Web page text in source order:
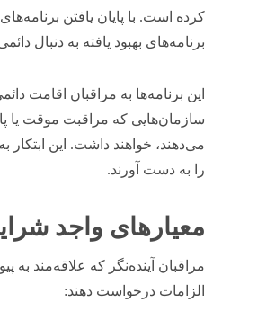
کرده است. با پایان یافتن
برنامه‌های بهبود یافته به دنبال
این برنامه‌ها به مراقبان اقامت
سازمان‌هایی که مراقبت موقت یا
می‌دهند، خواهند داشت. این ابتکار
را به دست آورند.
معیارهای واجد
مراقبان آینده‌نگر که علاقه‌مند به
الزامات درخواست دهند: